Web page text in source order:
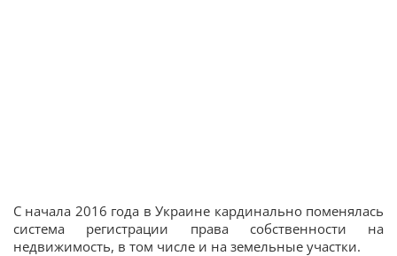
С начала 2016 года в Украине кардинально поменялась
система регистрации права собственности на
недвижимость, в том числе и на земельные участки.